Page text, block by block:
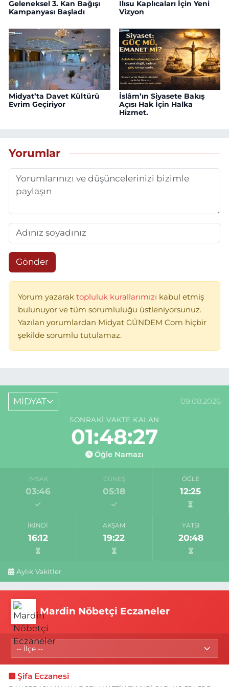
Geleneksel 3. Kan Bağışı
Kampanyası Başladı
Ilısu Kaplıcaları İçin Yeni
Vizyon
Midyat’ta Davet Kültürü
Evrim Geçiriyor
İslâm’ın Siyasete Bakış
Açısı Hak İçin Halka
Hizmet.
Yorumlar
Gönder
Yorum yazarak topluluk kurallarımızı kabul etmiş
bulunuyor ve tüm sorumluluğu üstleniyorsunuz.
Yazılan yorumlardan Midyat GÜNDEM Com hiçbir
şekilde sorumlu tutulamaz.
MİDYAT 09.08.2026
SONRAKI VAKTE KALAN
01:48:27
Öğle Namazı
İMSAK
03:46
GÜNEŞ
05:18
ÖĞLE
12:25
İKINDI
16:12
AKŞAM
19:22
YATSI
20:48
Aylık Vakitler
Mardin Nöbetçi Eczaneler
Şifa Eczanesi